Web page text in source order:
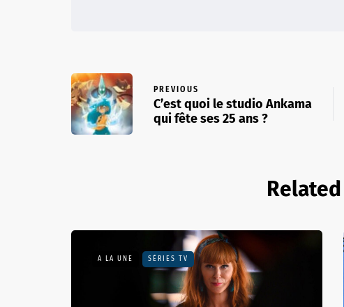
PREVIOUS
C’est quoi le studio Ankama
qui fête ses 25 ans ?
A LA UNE SÉRIES TV